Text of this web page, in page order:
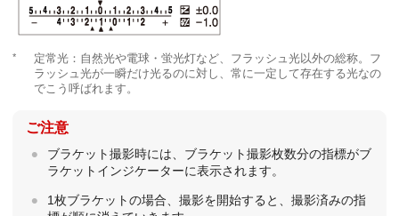
*
定常光：自然光や電球・蛍光灯など、フラッシュ光以外の総称。フ
ラッシュ光が一瞬だけ光るのに対し、常に一定して存在する光なの
でこう呼ばれます。
ご注意
ブラケット撮影時には、ブラケット撮影枚数分の指標がブ
ラケットインジケーターに表示されます。
1枚ブラケットの場合、撮影を開始すると、撮影済みの指